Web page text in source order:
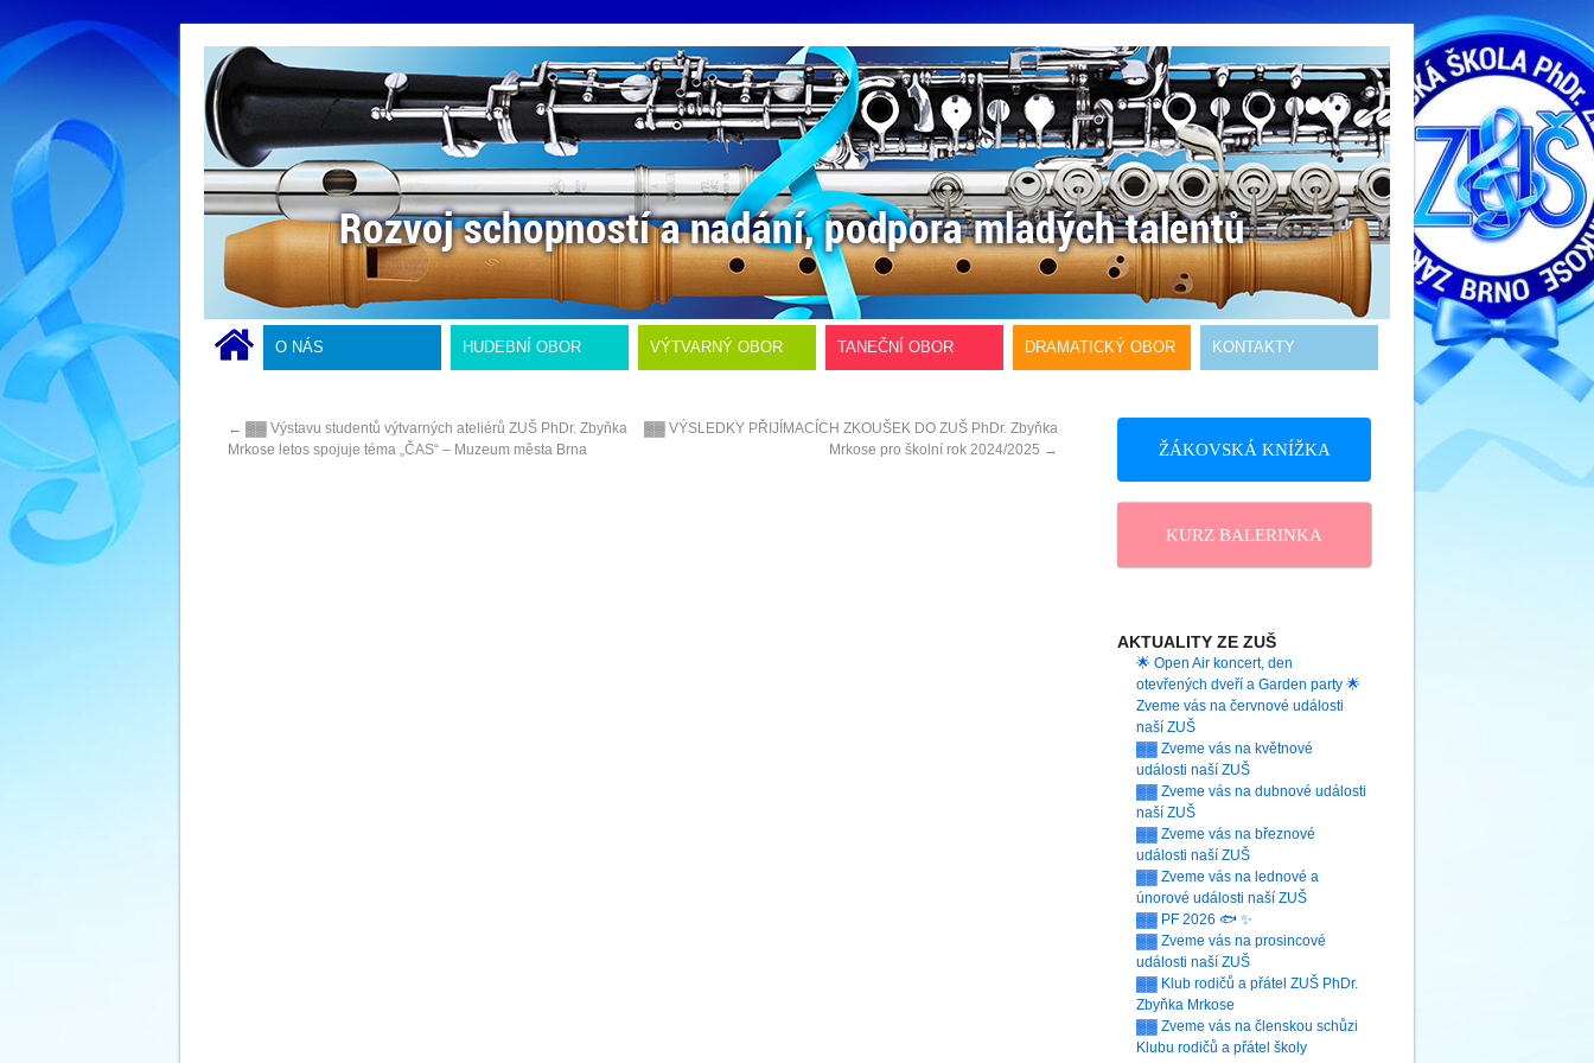
O NÁS HUDEBNÍ OBOR VÝTVARNÝ OBOR TANEČNÍ OBOR DRAMATICKÝ OBOR KONTAKTY
← ▓▓ Výstavu studentů výtvarných ateliérů ZUŠ PhDr. Zbyňka
Mrkose letos spojuje téma „ČAS“ – Muzeum města Brna
▓▓ VÝSLEDKY PŘIJÍMACÍCH ZKOUŠEK DO ZUŠ PhDr. Zbyňka
Mrkose pro školní rok 2024/2025 → ŽÁKOVSKÁ KNÍŽKA
KURZ BALERINKA
AKTUALITY ZE ZUŠ
🌟 Open Air koncert, den
otevřených dveří a Garden party 🌟
Zveme vás na červnové události
naší ZUŠ
▓▓ Zveme vás na květnové
události naší ZUŠ
▓▓ Zveme vás na dubnové události
naší ZUŠ
▓▓ Zveme vás na březnové
události naší ZUŠ
▓▓ Zveme vás na lednové a
únorové události naší ZUŠ
▓▓ PF 2026 🐟 ✨
▓▓ Zveme vás na prosincové
události naší ZUŠ
▓▓ Klub rodičů a přátel ZUŠ PhDr.
Zbyňka Mrkose
▓▓ Zveme vás na členskou schůzi
Klubu rodičů a přátel školy